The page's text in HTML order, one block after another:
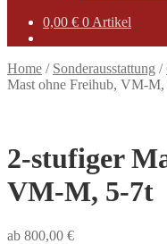
0,00 € 0 Artikel
Home / Sonderausstattung /
Mast ohne Freihub, VM-M,
2-stufiger
VM-M, 5-7t
ab 800,00 €